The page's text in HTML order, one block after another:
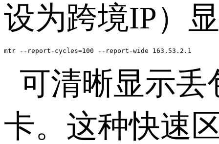
设为跨境IP）
mtr --report-cycles=100 --report-wide 163.53.2.1
可清晰显示丢
卡。这种快速